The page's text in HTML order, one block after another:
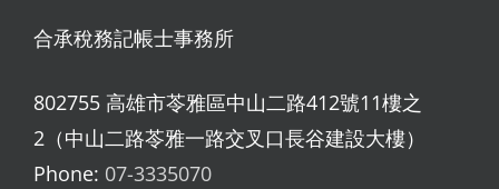
合承稅務記帳士事務所
802755 高雄市苓雅區中山二路412號11樓之
2（中山二路苓雅一路交叉口長谷建設大樓）
Phone: 07-3335070